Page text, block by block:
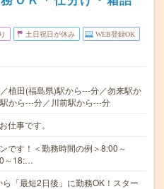
土日祝日が休み WEB登録OK
植田(福島県)駅から---分／勿来駅か
から---分／川前駅から---分
仕事です。
です！＜勤務時間の例＞8:00～
～18:…
「最短2日後」に勤務OK！スター